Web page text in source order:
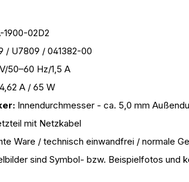
1900-02D2
/ U7809 / 041382-00
50–60 Hz/1,5 A
A / 65 W
Innendurchmesser - ca. 5,0 mm
mit Netzkabel
Ware / technisch einwandfrei / normale
sind Symbol- bzw. Beispielfotos und